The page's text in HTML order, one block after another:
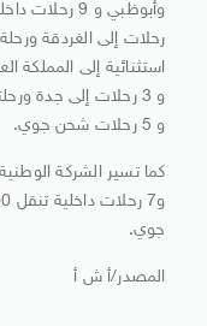
و 3 رحلات إلى جدة
و 5 رحلات شحن جوي.
جوي.
المصدر/أ ش أ